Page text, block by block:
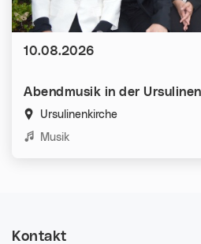
Abendmusik in der
Ursulinenkirche
Kategorien:
Musik
Datum:
10.08.2026
Kontakt